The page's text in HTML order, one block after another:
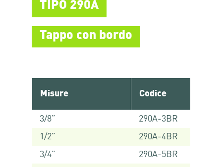
TIPO 290A
Tappo con bordo
Misure Codice
3/8”
290A-3BR
1/2”
290A-4BR
3/4”
290A-5BR